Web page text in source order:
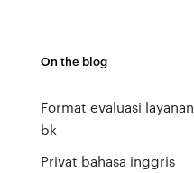
On the blog
Format evaluasi layanan
bk
Privat bahasa inggris